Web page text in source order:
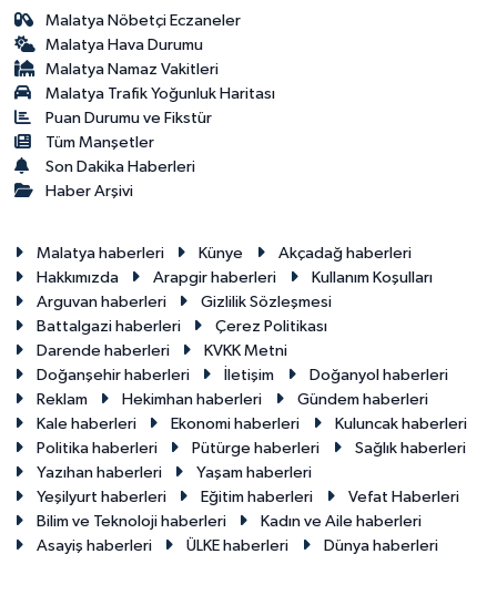
Malatya Nöbetçi Eczaneler
Malatya Hava Durumu
Malatya Namaz Vakitleri
Malatya Trafik Yoğunluk Haritası
Puan Durumu ve Fikstür
Tüm Manşetler
Son Dakika Haberleri
Haber Arşivi
Malatya haberleri Künye
Akçadağ haberleri
Hakkımızda
Arapgir haberleri
Kullanım Koşulları
Arguvan haberleri
Gizlilik Sözleşmesi
Battalgazi haberleri
Çerez Politikası
Darende haberleri
KVKK Metni
Doğanşehir haberleri
İletişim
Doğanyol haberleri
Reklam
Hekimhan haberleri
Gündem haberleri
Kale haberleri
Ekonomi haberleri
Kuluncak haberleri
Politika haberleri
Pütürge haberleri
Sağlık haberleri
Yazıhan haberleri
Yaşam haberleri
Yeşilyurt haberleri
Eğitim haberleri
Vefat Haberleri
Bilim ve Teknoloji haberleri
Kadın ve Aile haberleri
Asayiş haberleri
ÜLKE haberleri Dünya haberleri